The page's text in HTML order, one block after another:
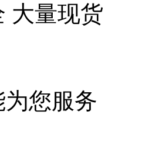
大量现货
您服务